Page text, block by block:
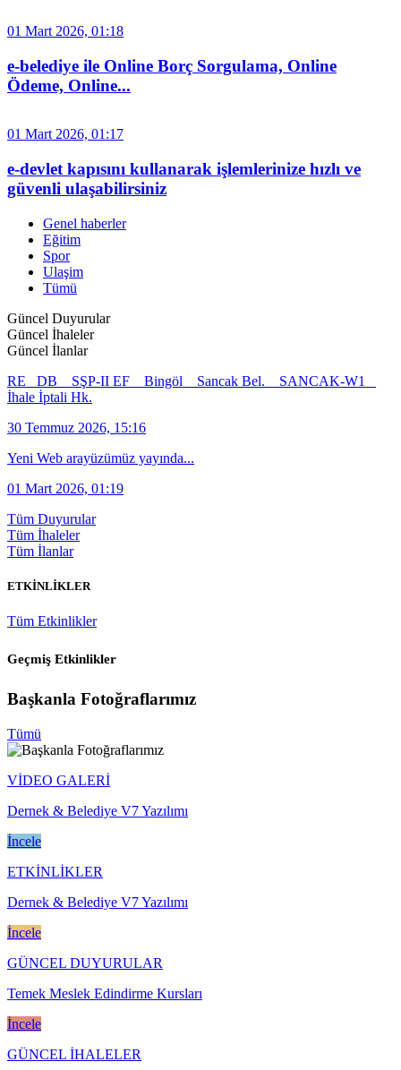
01 Mart 2026, 01:18
e-belediye ile Online Borç Sorgulama, Online
Ödeme, Online...
01 Mart 2026, 01:17
e-devlet kapısını kullanarak işlemlerinize hızlı ve
güvenli ulaşabilirsiniz
Genel haberler
Eğitim
Spor
Ulaşim
Tümü
Güncel Duyurular
Güncel İhaleler
Güncel İlanlar
RE_ DB _ SŞP-II EF _ Bingöl _ Sancak Bel. _ SANCAK-W1 _
İhale İptali Hk.
30 Temmuz 2026, 15:16
Yeni Web arayüzümüz yayında...
01 Mart 2026, 01:19
Tüm Duyurular
Tüm İhaleler
Tüm İlanlar
ETKİNLİKLER
Tüm Etkinlikler
Geçmiş Etkinlikler
Başkanla Fotoğraflarımız
Tümü
VİDEO GALERİ
Dernek & Belediye V7 Yazılımı
İncele
ETKİNLİKLER
Dernek & Belediye V7 Yazılımı
İncele
GÜNCEL DUYURULAR
Temek Meslek Edindirme Kursları
İncele
GÜNCEL İHALELER